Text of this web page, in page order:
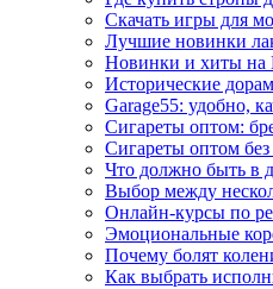
Скачать игры для
Лучшие новинки
Новинки и хиты на
Исторические
Garage55: удобно,
Сигареты оптом:
Сигареты оптом
Что должно быть в
Выбор между
Онлайн-курсы по
Эмоциональные
Почему болят
Как выбрать